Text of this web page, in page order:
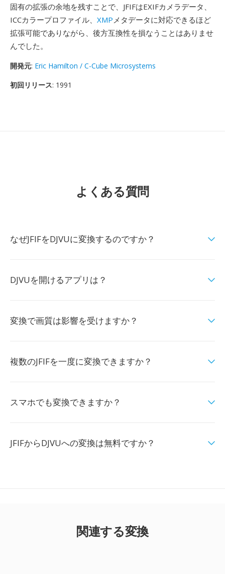
固有の拡張の余地を残すことで、JFIFはEXIFカメラデータ、
ICCカラープロファイル、 XMPメタデータに対応できるほど
拡張可能でありながら、後方互換性を損なうことはありませ
んでした。
開発元: Eric Hamilton / C-Cube Microsystems
初回リリース: 1991
よくある質問
なぜJFIFをDJVUに変換するのですか？
DJVUを開けるアプリは？
変換で画質は影響を受けますか？
複数のJFIFを一度に変換できますか？
スマホでも変換できますか？
JFIFからDJVUへの変換は無料ですか？
関連する変換